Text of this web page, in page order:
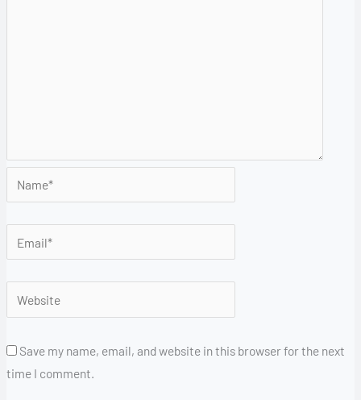
Save my name, email, and website in this browser for the next
time I comment.